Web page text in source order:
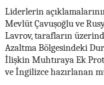
Liderlerin
Mevlüt Çavuşoğlu ve
Lavrov, tarafların
Azaltma Bölgesindeki
İlişkin Muhtıraya Ek
ve İngilizce hazırlanan